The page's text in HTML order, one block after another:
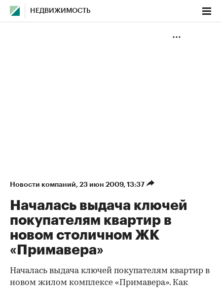
НЕДВИЖИМОСТЬ
Новости компаний⁠, 23 июн 2009, 13:37
Началась выдача ключей
покупателям квартир в
новом столичном ЖК
«Примавера»
Началась выдача ключей покупателям квартир в
новом жилом комплексе «Примавера». Как